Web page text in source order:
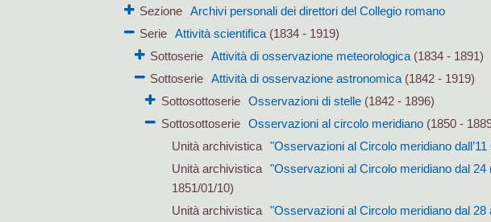
Sezione Archivi personali dei direttori del Collegio romano
Serie Attività scientifica(1834 - 1919)
Sottoserie
Attività di osservazione meteorologica (1834 - 1891)
Sottoserie
Attività di osservazione astronomica (1842 - 1919)
Sottosottoserie
Osservazioni di stelle(1842 - 1896)
Sottosottoserie
Osservazioni al circolo meridiano(1850 -
Unità archivistica "Osservazioni al Circolo meridiano
Unità archivistica "Osservazioni al Circolo meridiano dal
1851/01/10)
Unità archivistica "Osservazioni al Circolo meridiano dal